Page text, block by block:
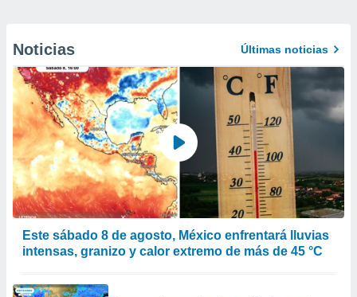
Noticias Últimas noticias
Este sábado 8 de agosto, México enfrentará lluvias
intensas, granizo y calor extremo de más de 45 °C